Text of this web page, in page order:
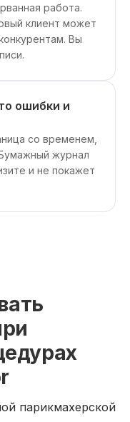
работа.
клиент может
Вы
ошибки и
со временем,
журнал
и не покажет
парикмахерской